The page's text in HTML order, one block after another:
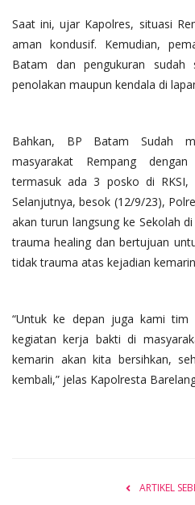
Saat ini, ujar Kapolres, situasi
aman kondusif. Kemudian,
Batam dan pengukuran sudah
penolakan maupun kendala di
Bahkan, BP Batam Sudah
masyarakat Rempang
termasuk ada 3 posko di
Selanjutnya, besok (12/9/23),
akan turun langsung ke Sekolah
trauma healing dan bertujuan
tidak trauma atas kejadian
“Untuk ke depan juga kami tim
kegiatan kerja bakti di
kemarin akan kita bersihkan,
kembali,” jelas Kapolresta
ARTIKEL